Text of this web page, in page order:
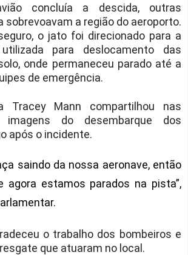
concluía a descida, outras
sobrevoavam a região do aeroporto.
o jato foi direcionado para a
para deslocamento das
onde permaneceu parado até a
de emergência.
Tracey Mann compartilhou nas
do desembarque dos
após o incidente.
saindo da nossa aeronave, então
agora estamos parados na pista”,
o trabalho dos bombeiros e
que atuaram no local.